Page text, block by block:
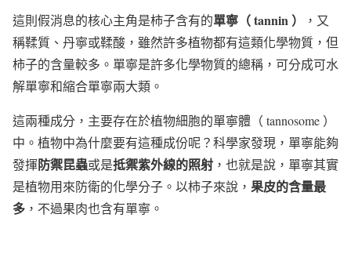
這則假消息的核心主角是柿子含有的單寧（ tannin ）
，又
稱鞣質、丹寧或鞣酸，雖然許多植物都有這類化學物質，但
柿子的含量較多。單寧是許多化學物質的總稱，可分成可水
解單寧和縮合單寧兩大類。
這兩種成分，主要存在於植物細胞的單寧體（ tannosome ）
中。植物中為什麼要有這種成份呢？科學家發現，單寧能夠
發揮防禦昆蟲或是抵禦紫外線的照射 ，也就是說，單寧其實
是植物用來防衛的化學分子。以柿子來說， 果皮的含量最
多 ，不過果肉也含有單寧。